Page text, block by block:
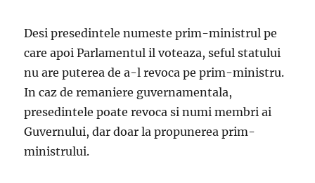
Desi presedintele numeste prim-ministrul pe
care apoi Parlamentul il voteaza, seful statului
nu are puterea de a-l revoca pe prim-ministru.
In caz de remaniere guvernamentala,
presedintele poate revoca si numi membri ai
Guvernului, dar doar la propunerea prim-
ministrului.